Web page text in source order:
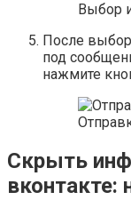
Выбор
После
под
нажмите
Скрыть
вконтакте: